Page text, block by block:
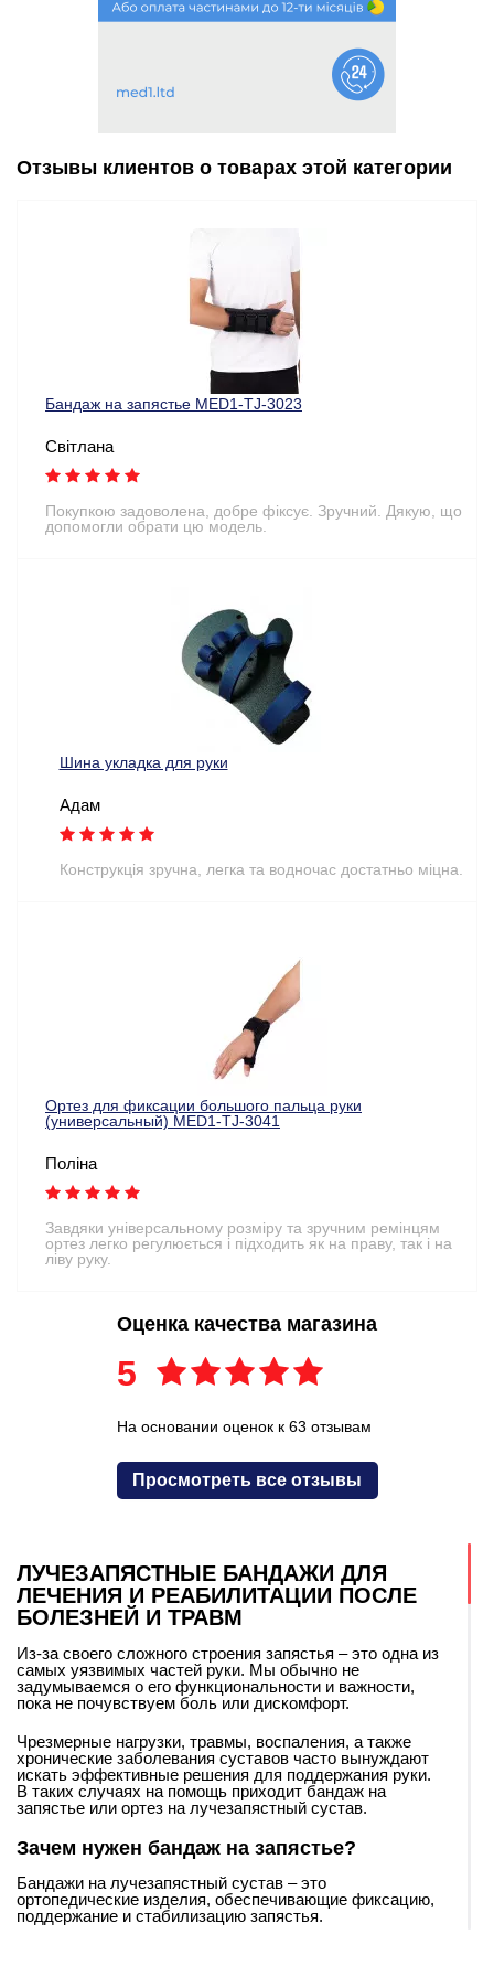
ЛУЧЕЗАПЯСТНЫЕ БАНДАЖИ ДЛЯ
ЛЕЧЕНИЯ И РЕАБИЛИТАЦИИ ПОСЛЕ
БОЛЕЗНЕЙ И ТРАВМ
Из-за своего сложного строения запястья – это одна из
самых уязвимых частей руки. Мы обычно не
задумываемся о его функциональности и важности,
пока не почувствуем боль или дискомфорт.
Чрезмерные нагрузки, травмы, воспаления, а также
хронические заболевания суставов часто вынуждают
искать эффективные решения для поддержания руки.
В таких случаях на помощь приходит бандаж на
запястье или ортез на лучезапястный сустав.
Зачем нужен бандаж на запястье?
Бандажи на лучезапястный сустав – это
ортопедические изделия, обеспечивающие фиксацию,
поддержание и стабилизацию запястья.
Отзывы клиентов о товарах этой категории
Бандаж на запястье MED1-TJ-3023
Світлана
Покупкою задоволена, добре фіксує. Зручний. Дякую, що
допомогли обрати цю модель.
Шина укладка для руки
Адам
Конструкція зручна, легка та водночас достатньо міцна.
Ортез для фиксации большого пальца руки
(универсальный) MED1-TJ-3041
Поліна
Завдяки універсальному розміру та зручним ремінцям
ортез легко регулюється і підходить як на праву, так і на
ліву руку.
Оценка качества магазина
5
На основании оценок к 63 отзывам
Просмотреть все отзывы